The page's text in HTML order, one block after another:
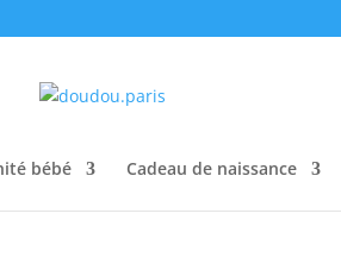
bébé Cadeau de naissance